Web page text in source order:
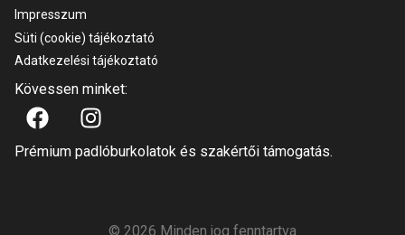
Impresszum
Süti (cookie) tájékoztató
Adatkezelési tájékoztató
Kövessen minket:
Prémium padlóburkolatok és szakértői támogatás.
© 2026 Minden jog fenntartva